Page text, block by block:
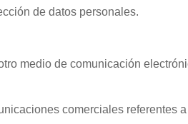
de datos personales.
medio de comunicación
comerciales referentes